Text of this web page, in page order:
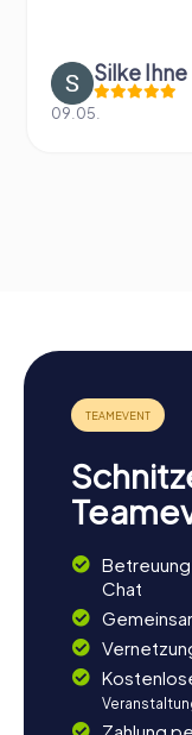
Silke Ihne
09.05.
Chat